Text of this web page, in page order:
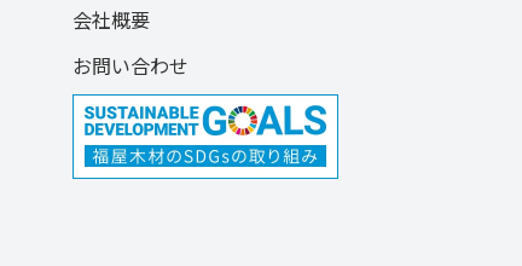
会社概要
お問い合わせ